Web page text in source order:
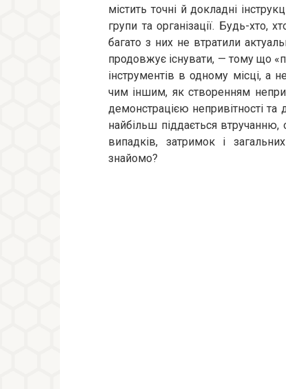
містить точні й докладні
групи та організації. Будь-хто,
багато з них не втратили
продовжує існувати, — тому що
інструментів в одному місці, а
чим іншим, як створенням
демонстрацією непривітності
найбільш піддається
випадків, затримок і
знайомо?